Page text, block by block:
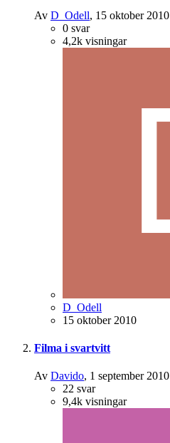
Av D_Odell, 15 oktober 2010
0 svar
4,2k visningar
D_Odell
15 oktober 2010
Filma i svartvitt
Av Davido, 1 september 2010
22 svar
9,4k visningar